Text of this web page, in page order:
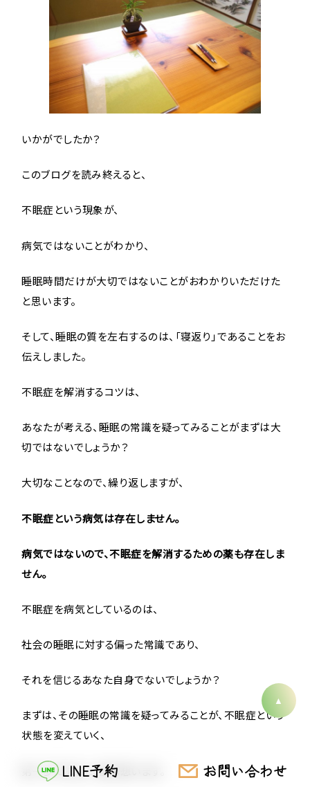
いかがでしたか？
このブログを読み終えると、
不眠症という現象が、
病気ではないことがわかり、
睡眠時間だけが大切ではないことがおわかりいただけた
と思います。
そして、睡眠の質を左右するのは、「寝返り」であることをお
伝えしました。
不眠症を解消するコツは、
あなたが考える、睡眠の常識を疑ってみることがまずは大
切ではないでしょうか？
大切なことなので、繰り返しますが、
不眠症という病気は存在しません。
病気ではないので、不眠症を解消するための薬も存在しま
せん。
不眠症を病気としているのは、
社会の睡眠に対する偏った常識であり、
それを信じるあなた自身でないでしょうか？
まずは、その睡眠の常識を疑ってみることが、不眠症という
状態を変えていく、
第一歩であると、僕は想います。
LINE予約 お問い合わせ